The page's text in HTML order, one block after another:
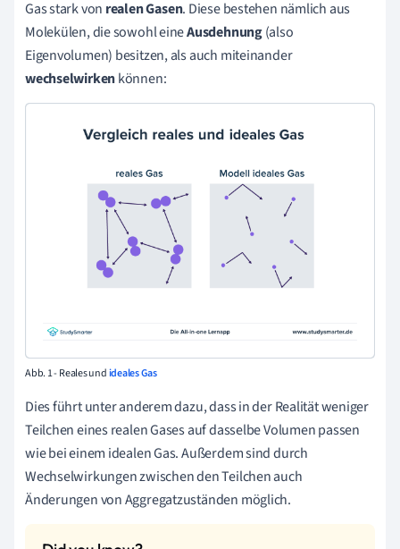
Gas stark von realen Gasen. Diese bestehen nämlich aus
Molekülen, die sowohl eineAusdehnung(also
Eigenvolumen) besitzen, als auch miteinander
wechselwirkenkönnen:
Abb. 1 - Reales undideales Gas
Dies führt unter anderem dazu, dass in der Realität weniger
Teilchen eines realen Gases auf dasselbe Volumen passen
wie bei einem idealen Gas. Außerdem sind durch
Wechselwirkungen zwischen den Teilchen auch
Änderungen von Aggregatzuständen möglich.